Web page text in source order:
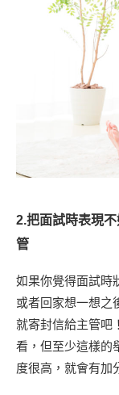
2.把面試時表現
管
如果你覺得面試時
或者回家想一想之
就寄封信給主管吧
看，但至少這樣的
度很高，就會有加